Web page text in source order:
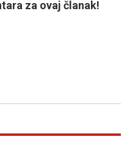
za ovaj članak!